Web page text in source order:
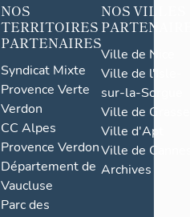
NOS
TERRITOIRES
PARTENAIRES
Syndicat Mixte
Provence Verte
Verdon
CC Alpes
Provence Verdon
Département de
Vaucluse
Parc des
NOS VILLES
Ville de Nice
Ville de l'Isle-
sur-la-Sorgue
Ville de Grasse
Ville d'Apt
Ville de
Archives